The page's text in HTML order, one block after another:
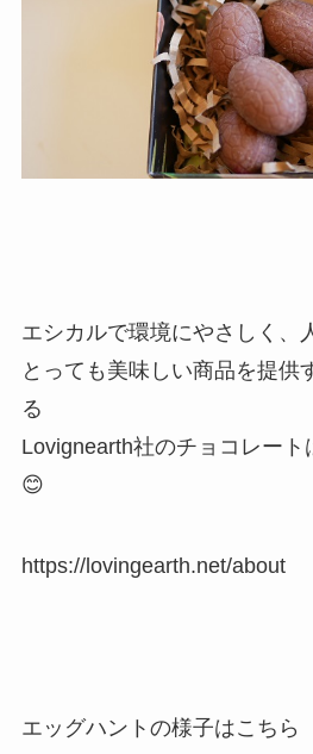
エシカルで環境にやさしく、
とっても美味しい商品を提供
る
Lovignearth社のチョコレート
😊
https://lovingearth.net/about
エッグハントの様子はこちら